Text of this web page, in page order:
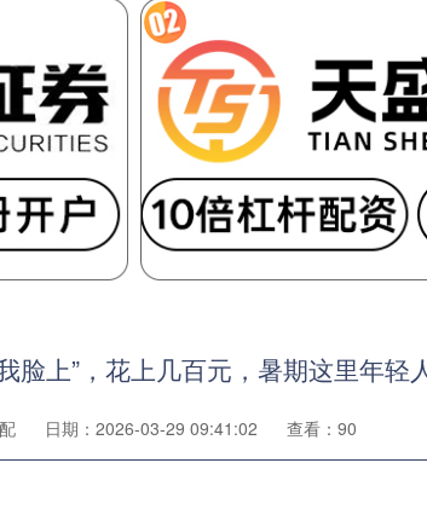
脸上”，花上几百元，暑期这里年轻
日期：2026-03-29 09:41:02 查看：90